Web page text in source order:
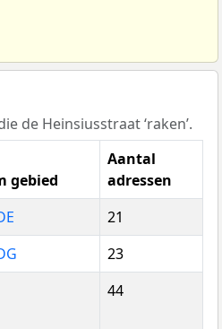
de Heinsiusstraat ‘raken’.
gebied
Aantal
adressen
21
23
44